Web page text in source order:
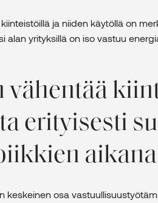
ja niiden käytöllä on
alan yrityksillä on iso vastuu
vähentää
erityisesti
keskeinen osa